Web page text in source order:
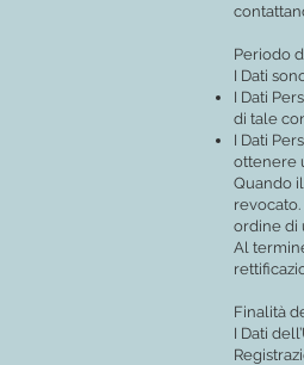
Periodo
I Dati
I Dati
di tale
I Dati
ottenere
Quando
ordine di
Al
Finalità
I Dati